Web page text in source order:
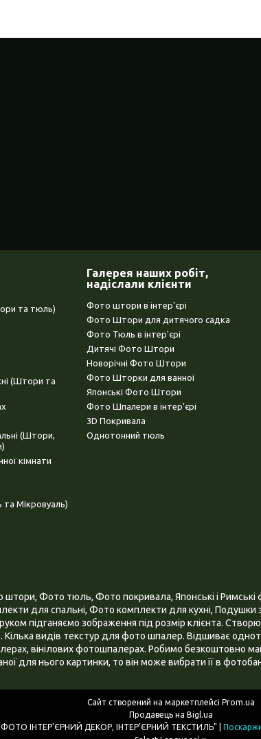
та тюль)
(Штори та
(Штори,
кімнати
Мікровуаль)
Галерея наших робіт,
надіслали клієнти
Фото штори в інтер'єрі
Фото Штори для дитячого садка
Фото Тюль в інтер'єрі
Дитячі Фото Штори
Новорічні Фото Штори
Фото Шторки для ванної
Японські Фото Штори
Фото Шпалери в інтер'єрі
3D Покривала
Однотонний тюль
Фото тюль, Фото покривала, Японські і Римські
для спальні, Фото комплекти для кухні, Подушки
підганяємо зображення під розмір клієнта.
Кілька видів текстур для фото шпалер. Відшиває
вінілових фотошпалерах. Робимо безкоштовно
для нього картинки, то він може вибрати її в
Сайт створений на маркетплейсі Prom.ua
Продавець на Bigl.ua